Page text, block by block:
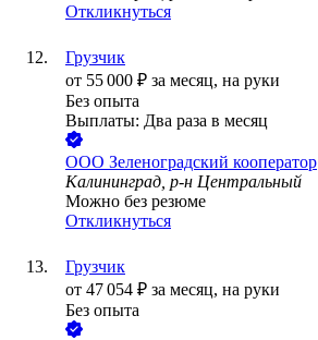
Откликнуться
Грузчик
от 55 000 ₽ за месяц, на руки
Без опыта
Выплаты: Два раза в месяц
ООО Зеленоградский кооператор
Калининград, р-н Центральный
Можно без резюме
Откликнуться
Грузчик
от 47 054 ₽ за месяц, на руки
Без опыта